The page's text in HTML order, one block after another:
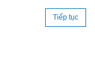
Tiếp tục